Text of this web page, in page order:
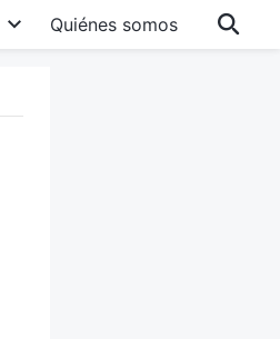
Quiénes somos